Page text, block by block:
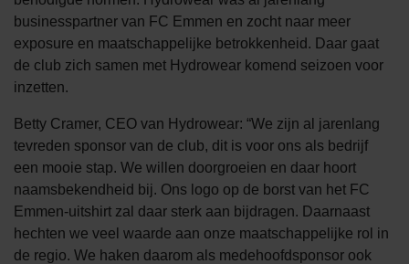
businesspartner van FC Emmen en zocht naar meer
exposure en maatschappelijke betrokkenheid. Daar gaat
de club zich samen met Hydrowear komend seizoen voor
inzetten.
Betty Cramer, CEO van Hydrowear: “We zijn al jarenlang
tevreden sponsor van de club, dit is voor ons als bedrijf
een mooie stap. We willen doorgroeien en daar hoort
naamsbekendheid bij. Ons logo op de borst van het FC
Emmen-uitshirt zal daar sterk aan bijdragen. Daarnaast
hechten we veel waarde aan onze maatschappelijke rol in
de regio. We haken daarom als medehoofdsponsor ook